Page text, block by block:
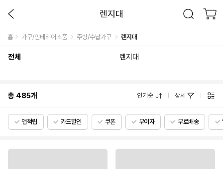
렌지대
홈 가구/인테리어소품 주방/수납가구 렌지대
전체 렌지대
총 485개 인기순 상세
앱적립 카드할인 쿠폰 무이자 무료배송